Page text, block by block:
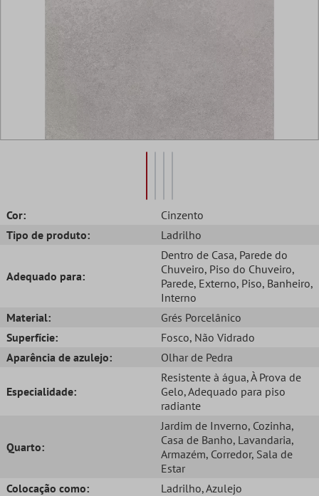
Cor:
Cinzento
Tipo de produto:
Ladrilho
Adequado para:
Dentro de Casa, Parede do
Chuveiro, Piso do Chuveiro,
Parede, Externo, Piso, Banheiro,
Interno
Material:
Grés Porcelânico
Superfície:
Fosco, Não Vidrado
Aparência de azulejo:
Olhar de Pedra
Especialidade:
Resistente à água, À Prova de
Gelo, Adequado para piso
radiante
Quarto:
Jardim de Inverno, Cozinha,
Casa de Banho, Lavandaria,
Armazém, Corredor, Sala de
Estar
Colocação como:
Ladrilho, Azulejo